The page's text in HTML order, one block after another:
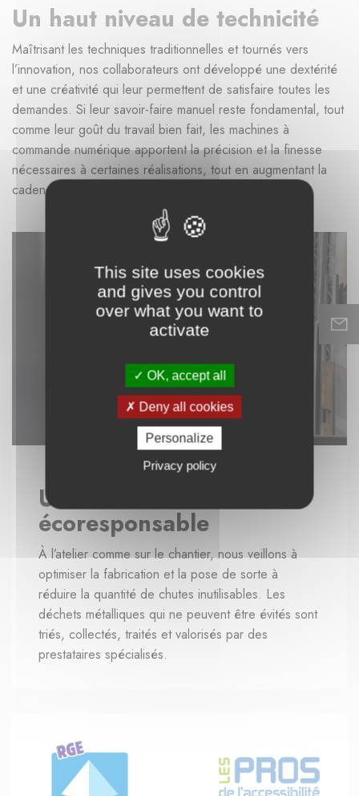
Un haut niveau de technicité
Maîtrisant les techniques traditionnelles et tournés vers
l’innovation, nos collaborateurs ont développé une dextérité
et une créativité qui leur permettent de satisfaire toutes les
demandes. Si leur savoir-faire manuel reste fondamental, tout
comme leur goût du travail bien fait, les machines à
commande numérique apportent la précision et la finesse
nécessaires à certaines réalisations, tout en augmentant la
cadence de l’atelier.
Une démarche
écoresponsable
À l’atelier comme sur le chantier, nous veillons à
optimiser la fabrication et la pose de sorte à
réduire la quantité de chutes inutilisables. Les
déchets métalliques qui ne peuvent être évités sont
triés, collectés, traités et valorisés par des
prestataires spécialisés.
This site uses cookies
and gives you control
over what you want to
activate
OK, accept all
Deny all cookies
Personalize
Privacy policy